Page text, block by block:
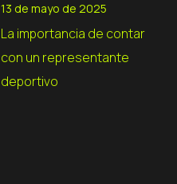
La importancia de contar
con un representante
deportivo
13 de mayo de 2025